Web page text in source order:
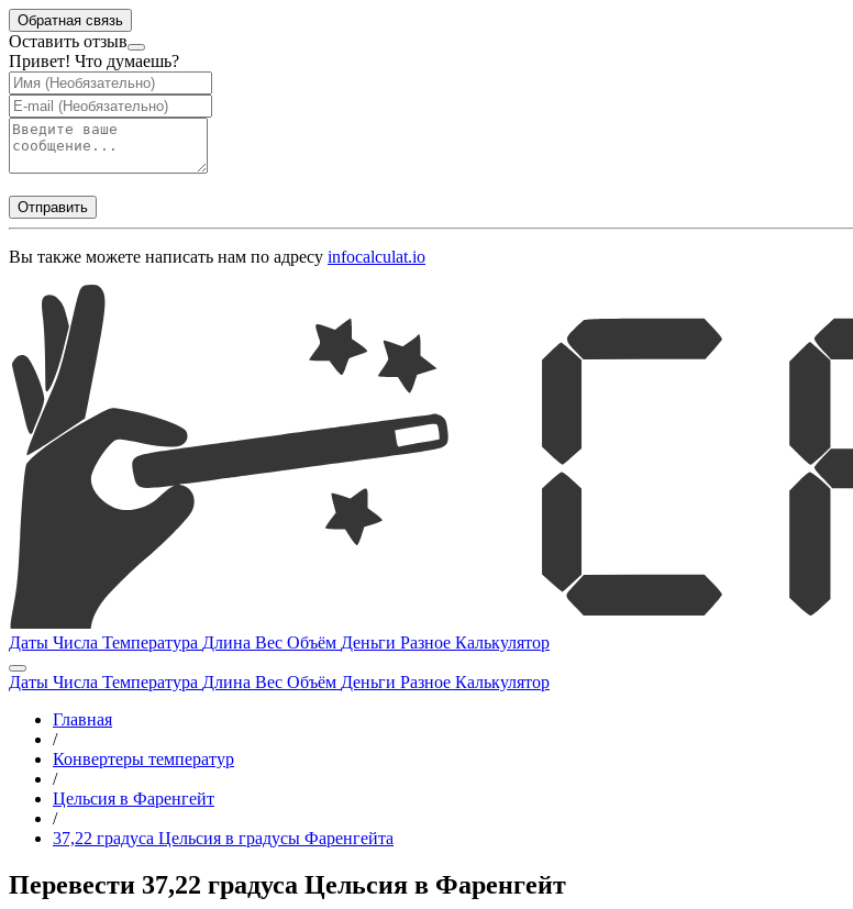
Обратная связь
Оставить отзыв
Привет! Что думаешь?
Отправить
Вы также можете написать нам по адресу infocalculat.io
Даты Числа Температура Длина Вес Объём Деньги Разное Калькулятор
Даты Числа Температура Длина Вес Объём Деньги Разное Калькулятор
Главная
/
Конвертеры температур
/
Цельсия в Фаренгейт
/
37,22 градуса Цельсия в градусы Фаренгейта
Перевести 37,22 градуса Цельсия в Фаренгейт